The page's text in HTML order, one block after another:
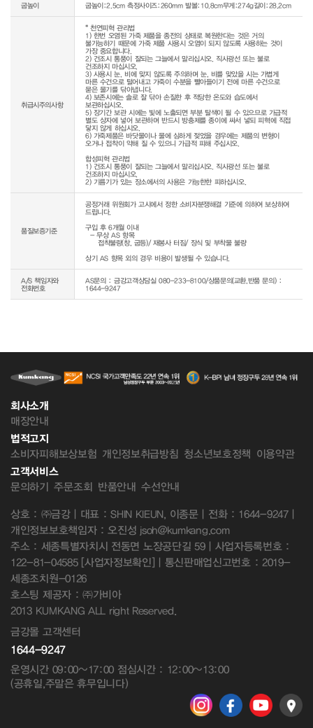
굽높이 굽높이:2.5cm 측정사이즈:260mm 발볼:10.8cm무게:274g길이:28.2cm
취급시주의사항
* 천연피혁 관리법
1) 한번 오염된 가죽 제품을 종전의 상태로 복원한다는 것은 거의
불가능하기 때문에 가죽 제품 사용시 오염이 되지 않도록 사용하는 것이
가장 중요합니다.
2) 건조시 통풍이 잘되는 그늘에서 말리십시오. 직사광선 또는 불로
건조하지 마십시오.
3) 사용시 눈, 비에 맞지 않도록 주의하며 눈, 비를 맞았을 시는 가볍게
마른 수건으로 털어내고 가죽이 수분을 빨아들이기 전에 마른 수건으로
묻은 물기를 닦아냅니다.
4) 보존시에는 솔로 잘 닦아 손질한 후 적당한 온도와 습도에서
보관하십시오.
5) 장기간 보관 시에는 빛에 노출되면 부분 탈색이 될 수 있으므로 가급적
별도 상자에 넣어 보관하며 반드시 방충제를 종이에 싸서 넣되 피혁에 직접
닿지 않게 하십시오.
6) 가죽제품은 바닷물이나 물에 심하게 젖었을 경우에는 제품의 변형이
오거나 접착이 약해 질 수 있으니 가급적 피해 주십시오.
합성피혁 관리법
1) 건조시 통풍이 잘되는 그늘에서 말리십시오. 직사광선 또는 불로
건조하지 마십시오.
2) 기름기가 있는 장소에서의 사용은 가능한한 피하십시오.
품질보증기준
공정거래 위원회가 고시에서 정한 소비자분쟁해결 기준에 의하여 보상하여
드립니다.
구입 후 6개월 이내
  - 무상 AS 항목
상기 AS 항목 외의 경우 비용이 발생될 수 있습니다.
A/S 책임자와
전화번호
AS문의 : 금강고객상담실 080-233-8100/상품문의(교환,반품 문의) :
1644-9247
회사소개
매장안내
법적고지
소비자피해보상보험 개인정보취급방침 청소년보호정책 이용약관
고객서비스
문의하기 주문조회 반품안내 수선안내
상호 : ㈜금강 | 대표 : SHIN KIEUN, 이종문 | 전화 : 1644-9247 |
개인정보보호책임자 : 오진성 jsoh@kumkang.com
주소 : 세종특별자치시 전동면 노장공단길 59 | 사업자등록번호 :
122-81-04585 [사업자정보확인] | 통신판매업신고번호 : 2019-
세종조치원-0126
호스팅 제공자 : ㈜가비아
2013 KUMKANG ALL right Reserved.
금강몰 고객센터
1644-9247
운영시간 09:00~17:00 점심시간 : 12:00~13:00
(공휴일,주말은 휴무입니다)